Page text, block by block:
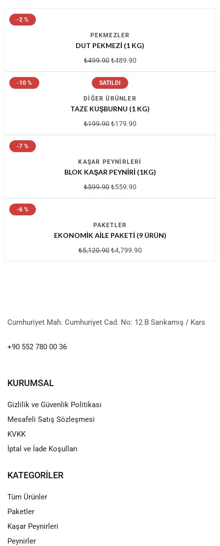
-2 %
PEKMEZLER
DUT PEKMEZI (1 KG)
₺499.90 ₺489.90
SATILDI
-10 %
DIĞER ÜRÜNLER
TAZE KUŞBURNU (1 KG)
₺199.90 ₺179.90
-7 %
KAŞAR PEYNIRLERI
BLOK KAŞAR PEYNIRI (1KG)
₺599.90 ₺559.90
-6 %
PAKETLER
EKONOMIK AILE PAKETI (9 ÜRÜN)
₺5,120.90 ₺4,799.90
Cumhuriyet Mah. Cumhuriyet Cad. No: 12 B Sarıkamış / Kars
+90 552 780 00 36
KURUMSAL
Gizlilik ve Güvenlik Politikası
Mesafeli Satış Sözleşmesi
KVKK
İptal ve İade Koşulları
KATEGORILER
Tüm Ürünler
Paketler
Kaşar Peynirleri
Peynirler